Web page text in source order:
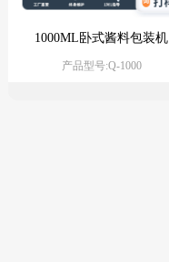
1000ML卧式酱料包装机
（背封）
产品型号:Q-1000